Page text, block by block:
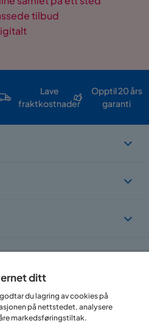
tilbud
Lave
fraktkostnader
Opptil 20 års
garanti
ditt
du lagring av cookies på
på nettstedet, analysere
markedsføringstiltak.